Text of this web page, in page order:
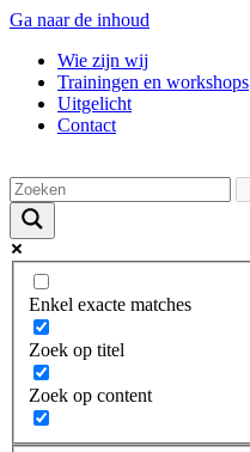
Ga naar de inhoud
Wie zijn wij
Trainingen en workshops
Uitgelicht
Contact
Enkel exacte matches
Zoek op titel
Zoek op content